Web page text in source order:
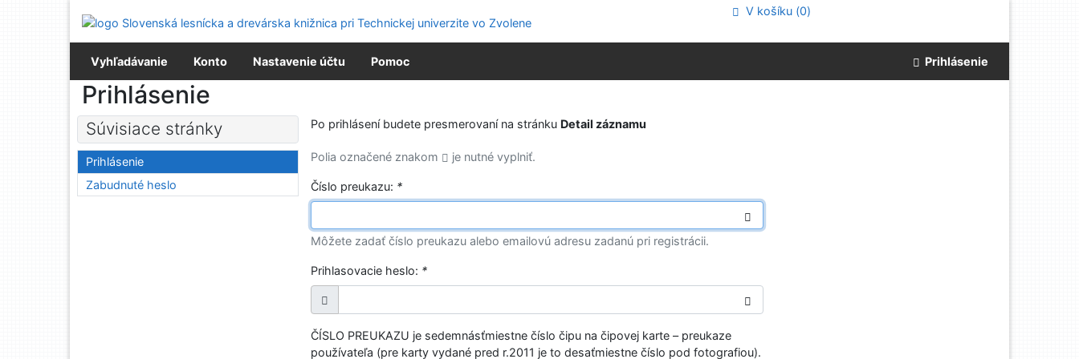
Prejsť na menu
Prehlásenie o webovej prístupnosti
V košíku (0)
Vyhľadávanie Konto Nastavenie účtu Pomoc Prihlásenie
Prihlásenie
Po prihlásení budete presmerovaní na stránku Detail záznamu
Polia označené znakom je nutné vyplniť.
Číslo preukazu: *
Môžete zadať číslo preukazu alebo emailovú adresu zadanú pri registrácii.
Prihlasovacie heslo: *
ČÍSLO PREUKAZU je sedemnásťmiestne číslo čipu na čipovej karte – preukaze
používateľa (pre karty vydané pred r.2011 je to desaťmiestne číslo pod fotografiou).
Súvisiace stránky
Prihlásenie
Zabudnuté heslo